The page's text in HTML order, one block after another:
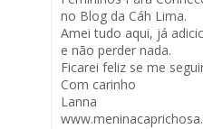
no Blog da Cáh Lima.
Amei tudo aqui, já
e não perder nada.
Ficarei feliz se me
Com carinho
Lanna